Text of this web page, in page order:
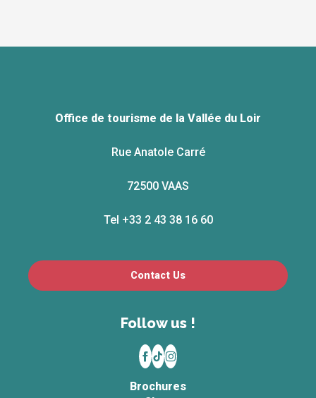
Office de tourisme de la Vallée du Loir
Rue Anatole Carré
72500 VAAS
Tel +33 2 43 38 16 60
Contact Us
Follow us !
Brochures